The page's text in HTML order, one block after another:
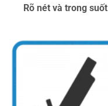
Rõ nét và trong suốt